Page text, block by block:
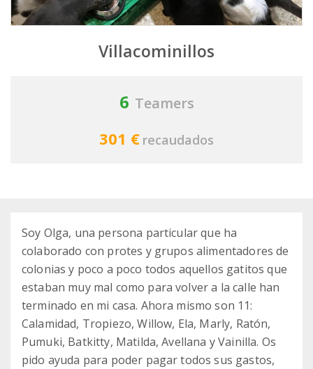
Villacominillos
6 Teamers
301 € recaudados
Soy Olga, una persona particular que ha
colaborado con protes y grupos alimentadores de
colonias y poco a poco todos aquellos gatitos que
estaban muy mal como para volver a la calle han
terminado en mi casa. Ahora mismo son 11:
Calamidad, Tropiezo, Willow, Ela, Marly, Ratón,
Pumuki, Batkitty, Matilda, Avellana y Vainilla. Os
pido ayuda para poder pagar todos sus gastos,